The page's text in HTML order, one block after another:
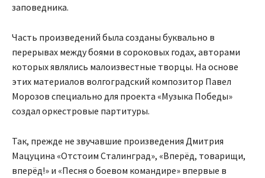
заповедника.
Часть произведений была созданы буквально в
перерывах между боями в сороковых годах, авторами
которых являлись малоизвестные творцы. На основе
этих материалов волгоградский композитор Павел
Морозов специально для проекта «Музыка Победы»
создал оркестровые партитуры.
Так, прежде не звучавшие произведения Дмитрия
Мацуцина «Отстоим Сталинград», «Вперёд, товарищи,
вперёд!» и «Песня о боевом командире» впервые в